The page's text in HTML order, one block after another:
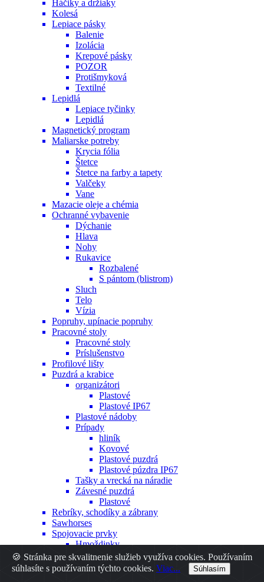
🍪 Stránka pre skvalitnenie služieb využíva cookies. Používaním
súhlasíte s používaním týchto cookies. Viac... Súhlasím
Háčiky a držiaky
Kolesá
Lepiace pásky
Balenie
Izolácia
Krepové pásky
POZOR
Protišmyková
Textilné
Lepidlá
Lepiace tyčinky
Lepidlá
Magnetický program
Maliarske potreby
Krycia fólia
Štetce
Štetce na farby a tapety
Valčeky
Vane
Mazacie oleje a chémia
Ochranné vybavenie
Dýchanie
Hlava
Nohy
Rukavice
Rozbalené
S pántom (blistrom)
Sluch
Telo
Vízia
Popruhy, upínacie popruhy
Pracovné stoly
Pracovné stoly
Príslušenstvo
Profilové lišty
Puzdrá a krabice
organizátori
Plastové
Plastové IP67
Plastové nádoby
Prípady
hliník
Kovové
Plastové puzdrá
Plastové púzdra IP67
Tašky a vrecká na náradie
Závesné puzdrá
Plastové
Rebríky, schodíky a zábrany
Sawhorses
Spojovacie prvky
Hmoždinky
Iné
Nity
Skrutky